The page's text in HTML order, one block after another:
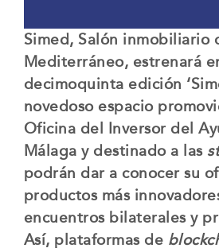
Simed, Salón inmobiliario
Mediterráneo, estrenará
decimoquinta edición
novedoso espacio
Oficina del Inversor del
Málaga y destinado a las
podrán dar a conocer su
productos más
encuentros bilaterales y
Así, plataformas de